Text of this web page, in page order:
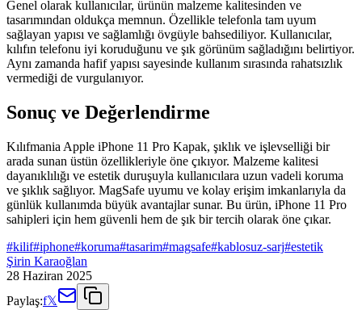
Genel olarak kullanıcılar, ürünün malzeme kalitesinden ve
tasarımından oldukça memnun. Özellikle telefonla tam uyum
sağlayan yapısı ve sağlamlığı övgüyle bahsediliyor. Kullanıcılar,
kılıfın telefonu iyi koruduğunu ve şık görünüm sağladığını belirtiyor.
Aynı zamanda hafif yapısı sayesinde kullanım sırasında rahatsızlık
vermediği de vurgulanıyor.
Sonuç ve Değerlendirme
Kılıfmania Apple iPhone 11 Pro Kapak, şıklık ve işlevselliği bir
arada sunan üstün özellikleriyle öne çıkıyor. Malzeme kalitesi
dayanıklılığı ve estetik duruşuyla kullanıcılara uzun vadeli koruma
ve şıklık sağlıyor. MagSafe uyumu ve kolay erişim imkanlarıyla da
günlük kullanımda büyük avantajlar sunar. Bu ürün, iPhone 11 Pro
sahipleri için hem güvenli hem de şık bir tercih olarak öne çıkar.
#kilif#iphone#koruma#tasarim#magsafe#kablosuz-sarj#estetik
Şirin Karaoğlan
28 Haziran 2025
Paylaş:f𝕏